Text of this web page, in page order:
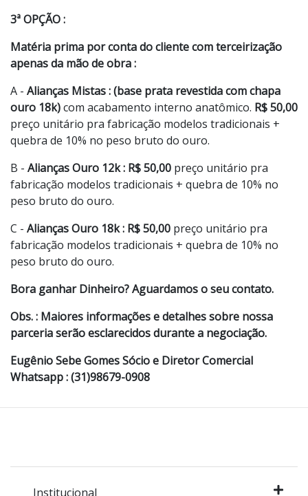
3ª OPÇÃO :
Matéria prima por conta do cliente com terceirização
apenas da mão de obra :
A - Alianças Mistas : (base prata revestida com chapa
ouro 18k)com acabamento interno anatômico. R$ 50,00
preço unitário pra fabricação modelos tradicionais +
quebra de 10% no peso bruto do ouro.
B - Alianças Ouro 12k : R$ 50,00 preço unitário pra
fabricação modelos tradicionais + quebra de 10% no
peso bruto do ouro.
C - Alianças Ouro 18k : R$ 50,00 preço unitário pra
fabricação modelos tradicionais + quebra de 10% no
peso bruto do ouro.
Bora ganhar Dinheiro? Aguardamos o seu contato.
Obs. : Maiores informações e detalhes sobre nossa
parceria serão esclarecidos durante a negociação.
Eugênio Sebe Gomes Sócio e Diretor Comercial
Whatsapp : (31)98679-0908
Institucional